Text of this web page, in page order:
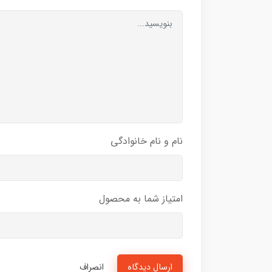
نام و نام خانوادگی
امتیاز شما به محصول
ارسال دیدگاه انصراف